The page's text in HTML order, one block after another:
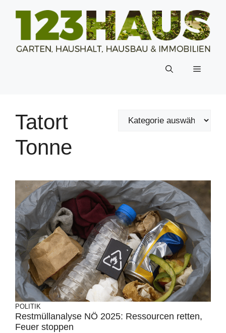
Inhalt
Menü
Tatort
Tonne
POLITIK
Restmüllanalyse NÖ 2025: Ressourcen retten,
Feuer stoppen